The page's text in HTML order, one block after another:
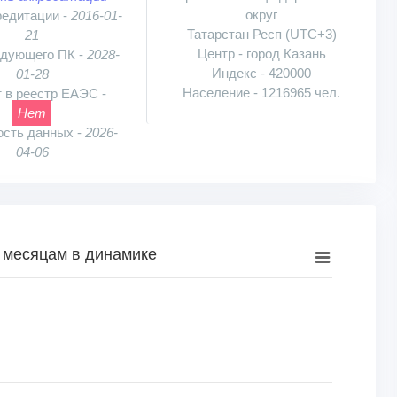
- 2016-01-
21
ПК - 2028-
01-28
в реестр ЕАЭС -
Нет
данных - 2026-
04-06
округ
Татарстан Респ (UTC+3)
Центр - город Казань
Индекс - 420000
Население - 1216965 чел.
шт.. Range: 0 to 1250.
в динамике